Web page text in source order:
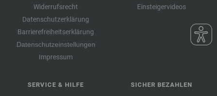
Widerrufsrecht
Datenschutzerklärung
Barrierefreiheitserklärung
Datenschutzeinstellungen
Impressum
Einsteigervideos
SERVICE & HILFE SICHER BEZAHLEN